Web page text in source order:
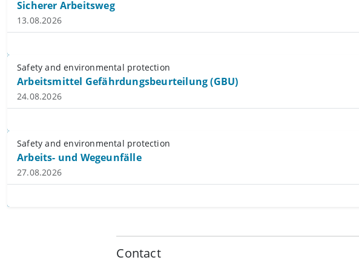
Sicherer Arbeitsweg
13.08.2026
Safety and environmental protection
Arbeitsmittel Gefährdungsbeurteilung (GBU)
24.08.2026
Safety and environmental protection
Arbeits- und Wegeunfälle
27.08.2026
Contact